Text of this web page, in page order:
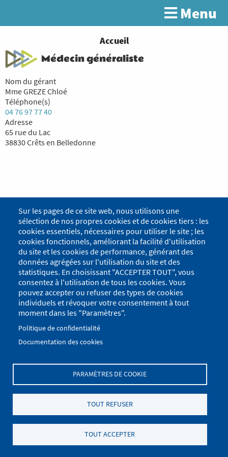
contenu
Rechercher
Menu
You
are
Accueil
Médecin généraliste
Nom du gérant
Mme GREZE Chloé
Téléphone(s)
04 76 97 77 40
Adresse
65 rue du Lac
38830 Crêts en Belledonne
Sur les pages de ce site web, nous utilisons une
sélection de nos propres cookies et de cookies tiers : les
cookies essentiels, nécessaires pour utiliser le site ; les
cookies fonctionnels, améliorant la facilité d'utilisation
du site et les cookies de performance, générant des
données agrégées sur l'utilisation du site et des
statistiques. En choisissant "ACCEPTER TOUT", vous
consentez à l'utilisation de tous les cookies. Vous
pouvez accepter ou refuser des types de cookies
individuels et révoquer votre consentement à tout
moment dans les "Paramètres".
Politique de confidentialité
Documentation des cookies
PARAMÈTRES DE COOKIE
TOUT REFUSER
TOUT ACCEPTER
Menu
compte
l'utilisateur
page
Politique de confidentialité